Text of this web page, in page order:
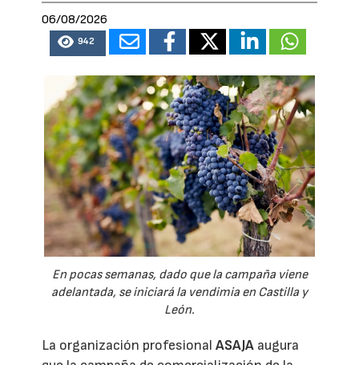
06/08/2026
942
En pocas semanas, dado que la campaña viene
adelantada, se iniciará la vendimia en Castilla y
León.
La organización profesionalASAJA augura